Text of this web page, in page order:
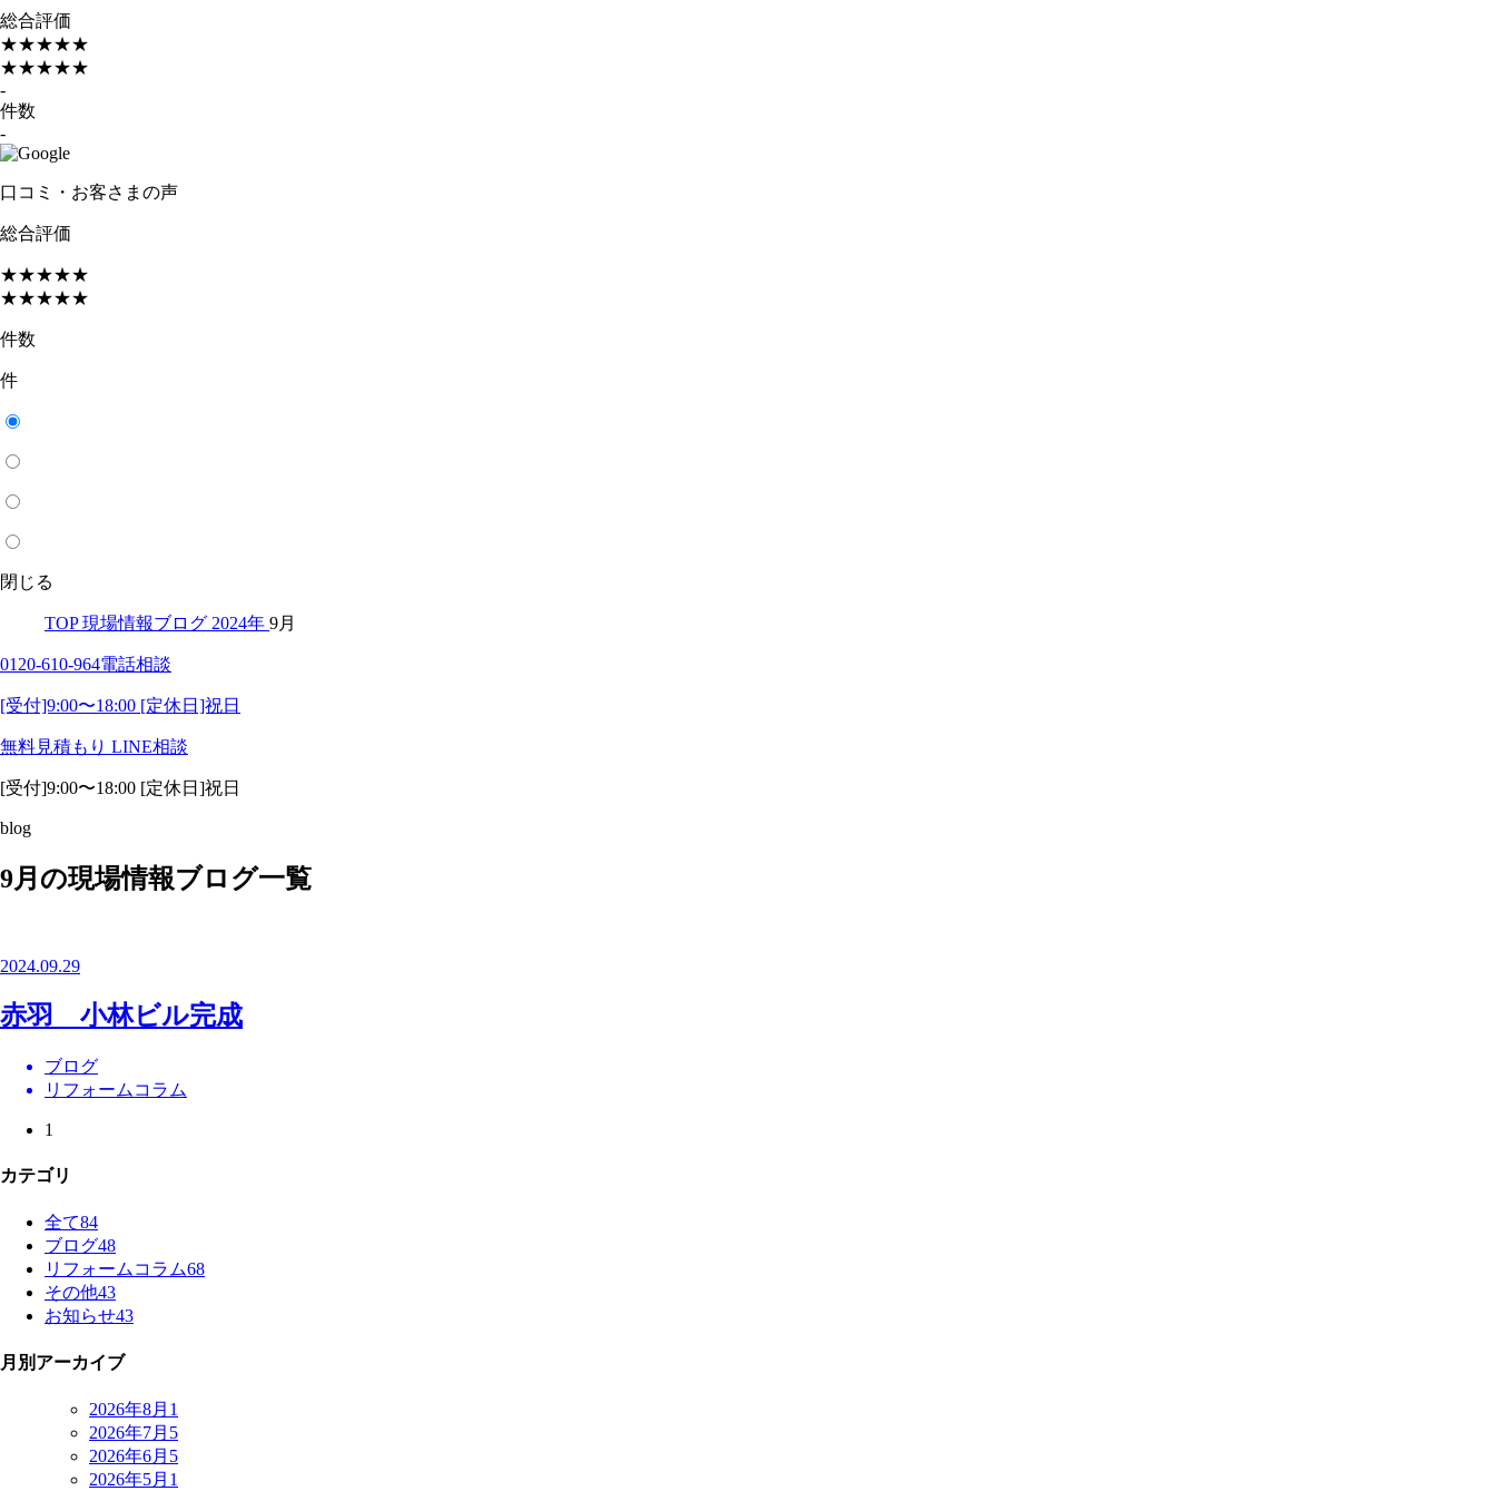
総合評価
★★★★★
★★★★★
-
件数
-
口コミ・お客さまの声
総合評価
★★★★★
★★★★★
件数
件
閉じる
TOP 現場情報ブログ 2024年 9月
0120-610-964電話相談
[受付]9:00〜18:00 [定休日]祝日
無料見積もり LINE相談
[受付]9:00〜18:00 [定休日]祝日
blog
9月の現場情報ブログ一覧
2024.09.29
赤羽 小林ビル完成
ブログ
リフォームコラム
1
カテゴリ
全て84
ブログ48
リフォームコラム68
その他43
お知らせ43
月別アーカイブ
2026年8月 1
2026年7月 5
2026年6月 5
2026年5月 1